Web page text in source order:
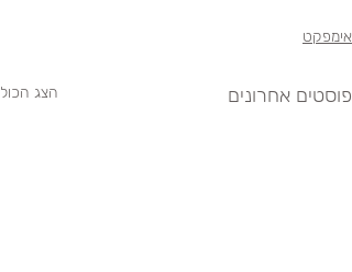
אימפקט
פוסטים אחרונים הצג הכול